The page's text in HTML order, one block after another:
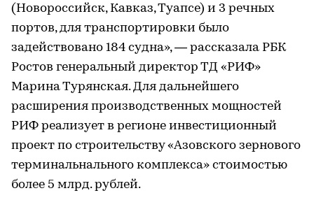
(Новороссийск, Кавказ, Туапсе) и 3 речных
портов, для транспортировки было
задействовано 184 судна», — рассказала РБК
Ростов генеральный директор ТД «РИФ»
Марина Турянская. Для дальнейшего
расширения производственных мощностей
РИФ реализует в регионе инвестиционный
проект по строительству «Азовского зернового
терминальнального комплекса» стоимостью
более 5 млрд. рублей.